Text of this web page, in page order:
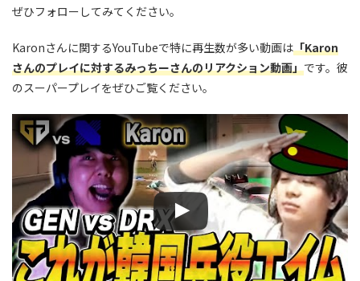
ぜひフォローしてみてください。
Karonさんに関するYouTubeで特に再生数が多い動画は「Karon
さんのプレイに対するみっちーさんのリアクション動画」です。彼
のスーパープレイをぜひご覧ください。
この動画を YouTube で視聴